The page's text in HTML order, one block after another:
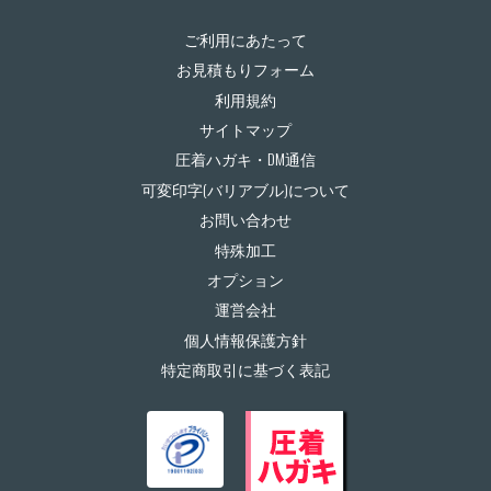
ご利用にあたって
お見積もりフォーム
利用規約
サイトマップ
圧着ハガキ・DM通信
可変印字(バリアブル)について
お問い合わせ
特殊加工
オプション
運営会社
個人情報保護方針
特定商取引に基づく表記